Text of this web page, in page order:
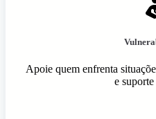
Apoie quem enfrenta
e